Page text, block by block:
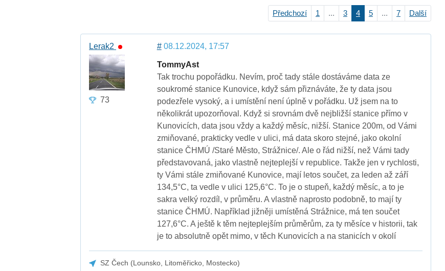
Předchozí 1 ... 3 4 5 ... 7 Další
Lerak2
73
#08.12.2024, 17:57
TommyAst
Tak trochu popořádku. Nevím, proč tady stále dostáváme data ze
soukromé stanice Kunovice, když sám přiznáváte, že ty data jsou
podezřele vysoký, a i umístění není úplně v pořádku. Už jsem na to
několikrát upozorňoval. Když si srovnám dvě nejbližší stanice přímo v
Kunovicích, data jsou vždy a každý měsíc, nižší. Stanice 200m, od Vámi
zmiňované, prakticky vedle v ulici, má data skoro stejné, jako okolní
stanice ČHMÚ /Staré Město, Strážnice/. Ale o řád nižší, než Vámi tady
představovaná, jako vlastně nejteplejší v republice. Takže jen v rychlosti,
ty Vámi stále zmiňované Kunovice, mají letos součet, za leden až září
134,5°C, ta vedle v ulici 125,6°C. To je o stupeň, každý měsíc, a to je
sakra velký rozdíl, v průměru. A vlastně naprosto podobně, to mají ty
stanice ČHMÚ. Například jižněji umístěná Strážnice, má ten součet
127,6°C. A ještě k těm nejteplejším průměrům, za ty měsíce v historii, tak
je to absolutně opět mimo, v těch Kunovicích a na stanicích v okolí
SZ Čech (Lounsko, Litoměřicko, Mostecko)